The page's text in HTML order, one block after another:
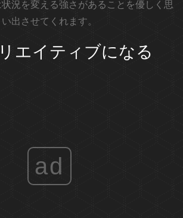
況を変える強さがあることを優しく思
い出させてくれます。
エイティブになる
ad